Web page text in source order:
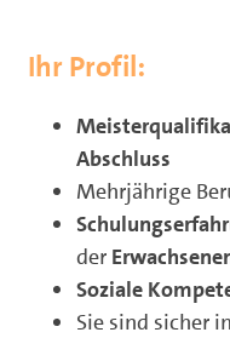
Ihr Profil:
Abschluss
Mehrjährige
der
Soziale
Sie sind sicher